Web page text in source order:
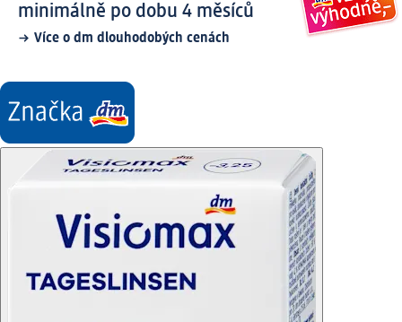
minimálně po dobu 4 měsíců
Více o dm dlouhodobých cenách